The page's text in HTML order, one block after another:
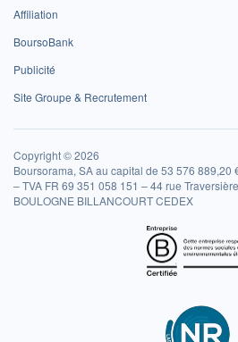
Affiliation
BoursoBank
Publicité
Site Groupe & Recrutement
Copyright © 2026
Boursorama, SA au capital de 53 576 889,20
– TVA FR 69 351 058 151 – 44 rue
BOULOGNE BILLANCOURT CEDEX